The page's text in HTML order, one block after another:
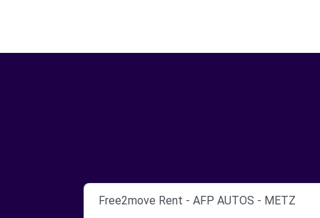
Free2move Rent - AFP AUTOS - METZ